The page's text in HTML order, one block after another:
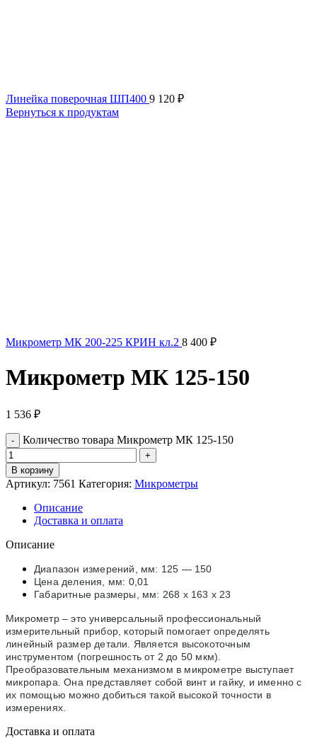
Линейка поверочная ШП400 9 120 ₽
Вернуться к продуктам
Микрометр МК 200-225 КРИН кл.2 8 400 ₽
Микрометр МК 125-150
1 536 ₽
Количество товара Микрометр МК 125-150
В корзину
Артикул: 7561 Категория: Микрометры
Описание
Доставка и оплата
Описание
Диапазон измерений, мм: 125 — 150
Цена деления, мм: 0,01
Габаритные размеры, мм: 268 х 163 х 23
Микрометр – это универсальный профессиональный
измерительный прибор, который помогает определять
линейный размер детали. Является высокоточным
инструментом (погрешность от 2 до 50 мкм).
Преобразовательным механизмом в микрометре выступает
микропара. Она представляет собой винт и гайку, и именно с
их помощью можно добиться такой высокой точности в
измерениях.
Доставка и оплата